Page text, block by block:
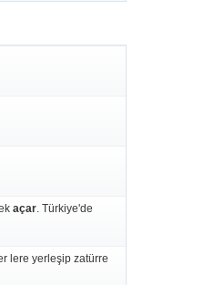
açar. Türkiye'de
lere yerleşip zatürre